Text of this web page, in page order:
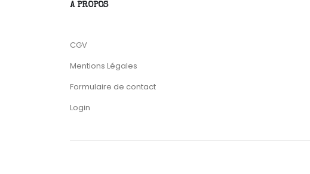
A PROPOS
CGV
Mentions Légales
Formulaire de contact
Login